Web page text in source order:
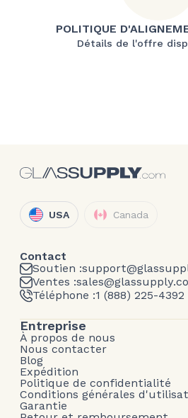
POLITIQUE
Détails de l'offre
USA Canada
Contact
Soutien :
Ventes :
Téléphone :1 (888) 225-4392
Entreprise
À propos de nous
Nous contacter
Blog
Expédition
Politique de confidentialité
Conditions générales
Garantie